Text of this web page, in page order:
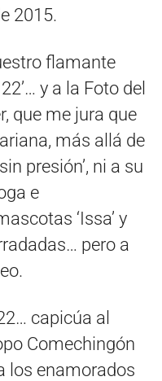
2015.
flamante
y a la Foto del
que me jura que
más allá de
presión’, ni a su
e
‘Issa’ y
pero a
capicúa al
Comechingón
los enamorados